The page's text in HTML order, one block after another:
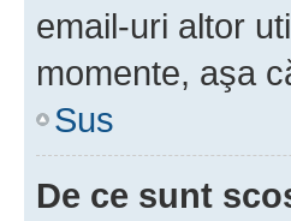
email-uri altor
momente, aşa
Sus
De ce sunt